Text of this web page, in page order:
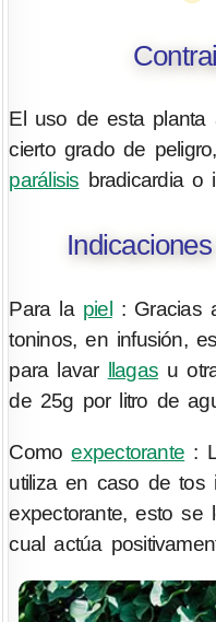
El uso de esta planta
cierto grado de
parálisis bradicardia o
Para la piel: Gracias
toninos, en infusión,
para lavar llagas u
de 25g por litro de
Comoexpectorante :
utiliza en caso de tos
expectorante, esto se
cual actúa